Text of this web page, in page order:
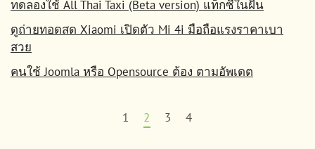
ทดลองใช้ All Thai Taxi (Beta version) แท็กซี่ในฝัน
ดูถ่ายทอดสด Xiaomi เปิดตัว Mi 4i มือถือแรงราคาเบา
สวย
คนใช้ Joomla หรือ Opensource ต้อง ตามอัพเดต
1 2 3 4